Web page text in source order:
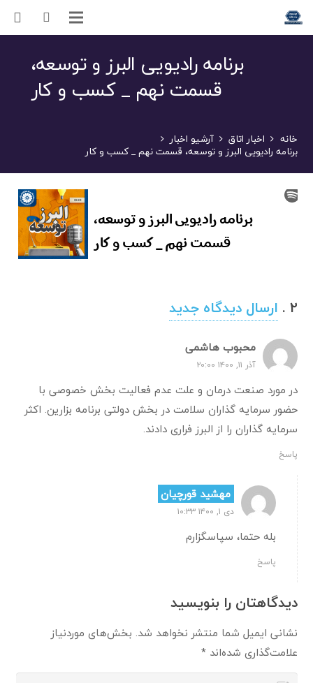
برنامه رادیویی البرز و توسعه،
قسمت نهم _ کسب و کار
خانه اخبار اتاق آرشیو اخبار
برنامه رادیویی البرز و توسعه، قسمت نهم _ کسب و کار
۲ دیدگاه. ارسال دیدگاه جدید
محبوب هاشمی
آذر ۱۱, ۱۴۰۰ ۲۰:۰۰
در مورد صنعت درمان و علت عدم فعالیت بخش خصوصی با
حضور سرمایه گذاران سلامت در بخش دولتی برنامه بزارین. اکثر
سرمایه گذاران را از البرز فراری دادند.
پاسخ
مهشید قورچیان
دی ۱, ۱۴۰۰ ۱۰:۳۳
بله حتما، سپاسگزارم
پاسخ
دیدگاهتان را بنویسید
نشانی ایمیل شما منتشر نخواهد شد. بخش‌های موردنیاز
علامت‌گذاری شده‌اند*